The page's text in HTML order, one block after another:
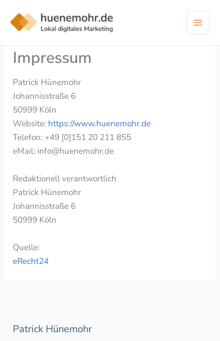
Inhalt
springen
Impressum
Patrick Hünemohr
Johannisstraße 6
50999 Köln
Website: https://www.huenemohr.de
Telefon: +49 [0]151 20 211 855
eMail: info@huenemohr.de
Redaktionell verantwortlich
Patrick Hünemohr
Johannisstraße 6
50999 Köln
Quelle:
eRecht24
Patrick Hünemohr